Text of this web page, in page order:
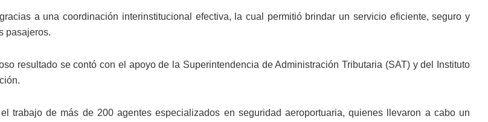
a una coordinación interinstitucional efectiva, la cual permitió brindar un servicio eficiente, seguro y
pasajeros.
resultado se contó con el apoyo de la Superintendencia de Administración Tributaria (SAT) y del Instituto
trabajo de más de 200 agentes especializados en seguridad aeroportuaria, quienes llevaron a cabo un